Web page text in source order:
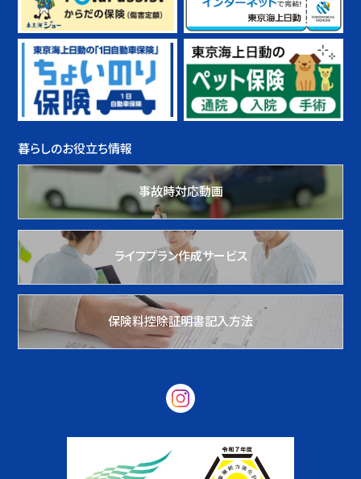
暮らしのお役立ち情報
事故時対応動画
ライフプラン作成サービス
保険料控除証明書記入方法